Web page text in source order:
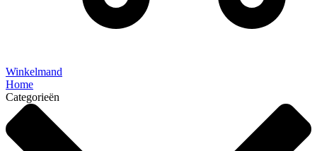
Winkelmand
Home
Categorieën